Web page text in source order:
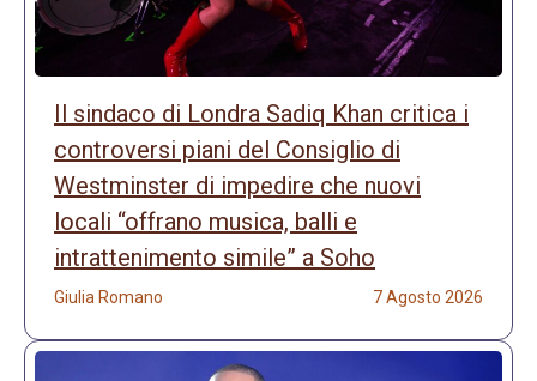
Il sindaco di Londra Sadiq Khan critica i
controversi piani del Consiglio di
Westminster di impedire che nuovi
locali “offrano musica, balli e
intrattenimento simile” a Soho
Giulia Romano 7 Agosto 2026